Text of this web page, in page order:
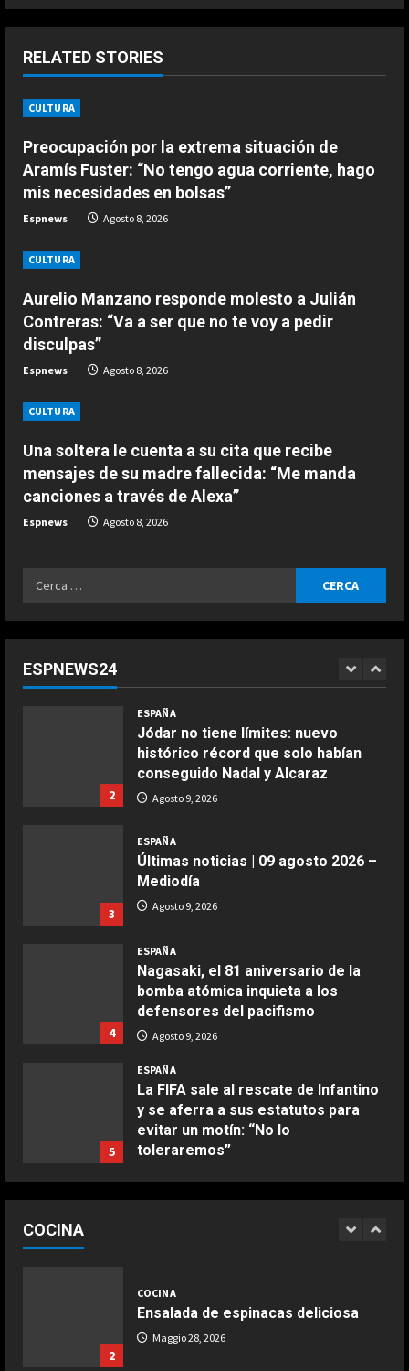
u
e
R
e
a
d
i
n
g
RELATED STORIES
CULTURA
Preocupación por la extrema situación de
Aramís Fuster: “No tengo agua corriente, hago
mis necesidades en bolsas”
Espnews Agosto 8, 2026
CULTURA
Aurelio Manzano responde molesto a Julián
Contreras: “Va a ser que no te voy a pedir
disculpas”
Espnews Agosto 8, 2026
CULTURA
Una soltera le cuenta a su cita que recibe
mensajes de su madre fallecida: “Me manda
canciones a través de Alexa”
Espnews Agosto 8, 2026
Ricerca
ESPNEWS24
2
Jódar no tiene límites: nuevo
histórico récord que solo habían
conseguido Nadal y Alcaraz
3 Agosto 9, 2026
Nagasaki, el 81 aniversario de la
ESPAÑA
La FIFA sale al rescate de Infantino
y se aferra a sus estatutos para
1
2
ESPAÑA
Jódar no tiene límites: nuevo
histórico récord que solo habían
conseguido Nadal y Alcaraz
Agosto 9, 2026
3
ESPAÑA
Últimas noticias | 09 agosto 2026 –
Mediodía
Agosto 9, 2026
4
ESPAÑA
Nagasaki, el 81 aniversario de la
bomba atómica inquieta a los
defensores del pacifismo
Agosto 9, 2026
5
ESPAÑA
La FIFA sale al rescate de Infantino
y se aferra a sus estatutos para
evitar un motín: “No lo
toleraremos”
“Márquez y yo somos los más
Agosto 9, 2026
ESPAÑA
Jódar no tiene límites: nuevo
histórico récord que solo habían
COCINA
Ensalada de espinacas deliciosa
COCINA
aire
Aprile 24, 2026
Buñuelos de alcachofas
Aprile 5, 2026
Ternera guisada con senderuelas
Ensalada de habas y alcachofas con
langostinos
2
COCINA
Ensalada de espinacas deliciosa
Maggio 28, 2026
alineación en un papel”